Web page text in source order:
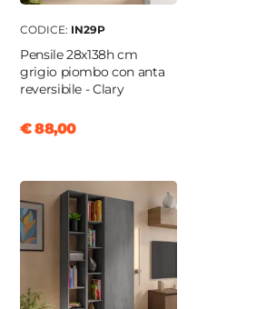
CODICE: IN29P
Pensile 28x138h cm
grigio piombo con anta
reversibile - Clary
€ 88,00